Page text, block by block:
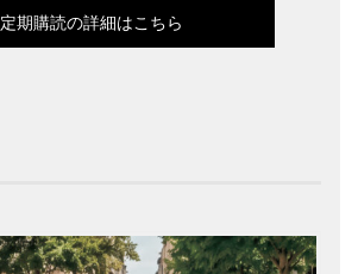
定期購読の詳細はこちら